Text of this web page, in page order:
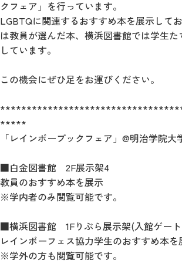
クフェア」を行っています。
LGBTQに関連するおすすめ本を展示して
は教員が選んだ本、横浜図書館では学生
しています。
この機会にぜひ足をお運びください。
*****
「レインボーブックフェア」@明治学院大
■白金図書館 2F展示架4
教員のおすすめ本を展示
※学内者のみ閲覧可能です。
■横浜図書館 1Fりぶら展示架(入館ゲー
レインボーフェス協力学生のおすすめ本を
※学外の方も閲覧可能です。